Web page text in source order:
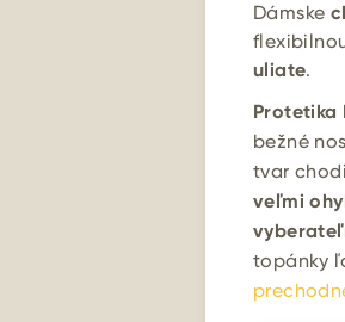
Dámske
uliate.
Protetika
bežné
tvar
veľmi
topánky